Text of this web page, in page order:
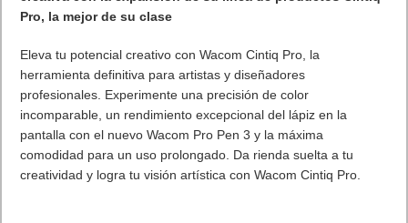
bolsillos, pienso que vale la pena gastarse ese dinero por
sentados a diario en un escritorio informático sabemos de su
importancia.
Con un acabado mullido, densidad de cojín optimizada y una
estructura diseñada para una distribución de peso óptima, la
Razer Enki
es una campeona cuando se trata de maratones
de juegos.